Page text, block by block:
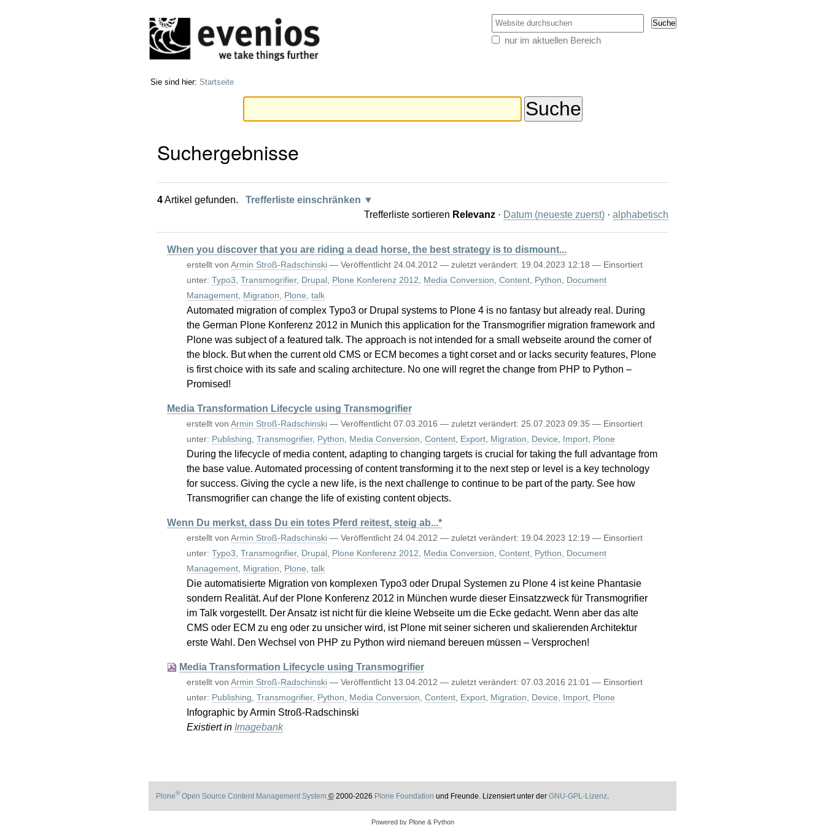
zum
Inhalt
Direkt
zur
Werkzeuge
Website durchsuchen
nur im aktuellen Bereich
Sie sind hier: Startseite
Suchergebnisse
4Artikel gefunden.
Trefferliste einschränken
Trefferliste sortieren Relevanz · Datum (neueste zuerst) · alphabetisch
When you discover that you are riding a dead horse, the best strategy is to dismount...
erstellt von Armin Stroß-Radschinski — Veröffentlicht24.04.2012 — zuletzt verändert: 19.04.2023 12:18 — Einsortiert
unter: Typo3 Transmogrifier, Drupal, Plone Konferenz 2012 Media Conversion Content, Python
Document
Management, Migration Plone talk
Automated migration of complex Typo3 or Drupal systems to Plone 4 is no fantasy but already real. During
the German Plone Konferenz 2012 in Munich this application for the Transmogrifier migration framework and
Plone was subject of a featured talk. The approach is not intended for a small webseite around the corner of
the block. But when the current old CMS or ECM becomes a tight corset and or lacks security features, Plone
is first choice with its safe and scaling architecture. No one will regret the change from PHP to Python –
Promised!
Media Transformation Lifecycle using Transmogrifier
erstellt von Armin Stroß-Radschinski — Veröffentlicht07.03.2016 — zuletzt verändert: 25.07.2023 09:35 — Einsortiert
unter: Publishing Transmogrifier, Python Media Conversion Content, Export, Migration Device Import, Plone
During the lifecycle of media content, adapting to changing targets is crucial for taking the full advantage from
the base value. Automated processing of content transforming it to the next step or level is a key technology
for success. Giving the cycle a new life, is the next challenge to continue to be part of the party. See how
Transmogrifier can change the life of existing content objects.
Wenn Du merkst, dass Du ein totes Pferd reitest, steig ab...*
erstellt von Armin Stroß-Radschinski — Veröffentlicht24.04.2012 — zuletzt verändert: 19.04.2023 12:19 — Einsortiert
unter: Typo3 Transmogrifier, Drupal, Plone Konferenz 2012 Media Conversion Content, Python
Document
Management, Migration Plone talk
Die automatisierte Migration von komplexen Typo3 oder Drupal Systemen zu Plone 4 ist keine Phantasie
sondern Realität. Auf der Plone Konferenz 2012 in München wurde dieser Einsatzzweck für Transmogrifier
im Talk vorgestellt. Der Ansatz ist nicht für die kleine Webseite um die Ecke gedacht. Wenn aber das alte
CMS oder ECM zu eng oder zu unsicher wird, ist Plone mit seiner sicheren und skalierenden Architektur
erste Wahl. Den Wechsel von PHP zu Python wird niemand bereuen müssen – Versprochen!
Media Transformation Lifecycle using Transmogrifier
erstellt von Armin Stroß-Radschinski — Veröffentlicht13.04.2012 — zuletzt verändert: 07.03.2016 21:01 — Einsortiert
unter: Publishing Transmogrifier, Python Media Conversion Content, Export, Migration Device Import, Plone
Infographic by Armin Stroß-Radschinski
Existiert in Imagebank
Plone®Open Source Content Management System ©2000-2026 Plone Foundation und Freunde. Lizensiert unter der GNU-GPL-Lizenz.
Powered by Plone & Python